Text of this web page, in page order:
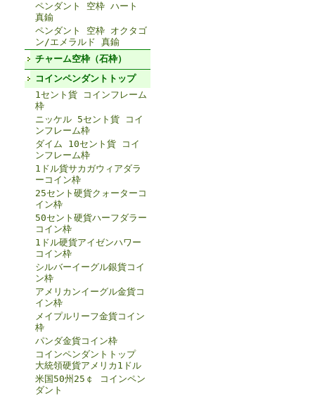
ペンダント 空枠 ハート
真鍮
ペンダント 空枠 オクタゴ
ン/エメラルド 真鍮
チャーム空枠（石枠）
コインペンダントトップ
1セント貨 コインフレーム
枠
ニッケル 5セント貨 コイ
ンフレーム枠
ダイム 10セント貨 コイ
ンフレーム枠
1ドル貨サカガウィアダラ
ーコイン枠
25セント硬貨クォーターコ
イン枠
50セント硬貨ハーフダラー
コイン枠
1ドル硬貨アイゼンハワー
コイン枠
シルバーイーグル銀貨コイ
ン枠
アメリカンイーグル金貨コ
イン枠
メイプルリーフ金貨コイン
枠
パンダ金貨コイン枠
コインペンダントトップ
大統領硬貨アメリカ1ドル
米国50州25￠ コインペン
ダント